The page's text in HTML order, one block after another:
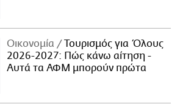
Οικονομία
Τουρισμός για Όλους
2026-2027: Πώς κάνω αίτηση -
Αυτά τα ΑΦΜ μπορούν πρώτα